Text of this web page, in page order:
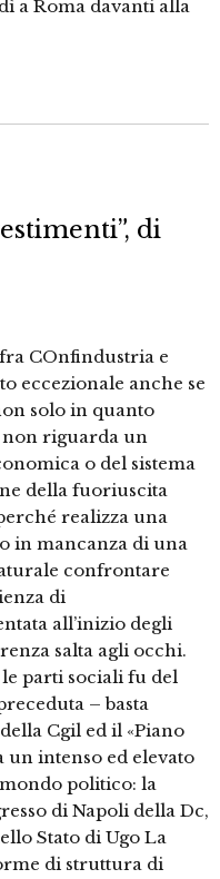
a Roma davanti alla
di
COnfindustria e
eccezionale anche se
solo in quanto
non riguarda un
o del sistema
della fuoriuscita
realizza una
in mancanza di una
confrontare
di
all’inizio degli
salta agli occhi.
parti sociali fu del
– basta
Cgil ed il «Piano
un intenso ed elevato
politico: la
di Napoli della Dc,
Stato di Ugo La
di struttura di